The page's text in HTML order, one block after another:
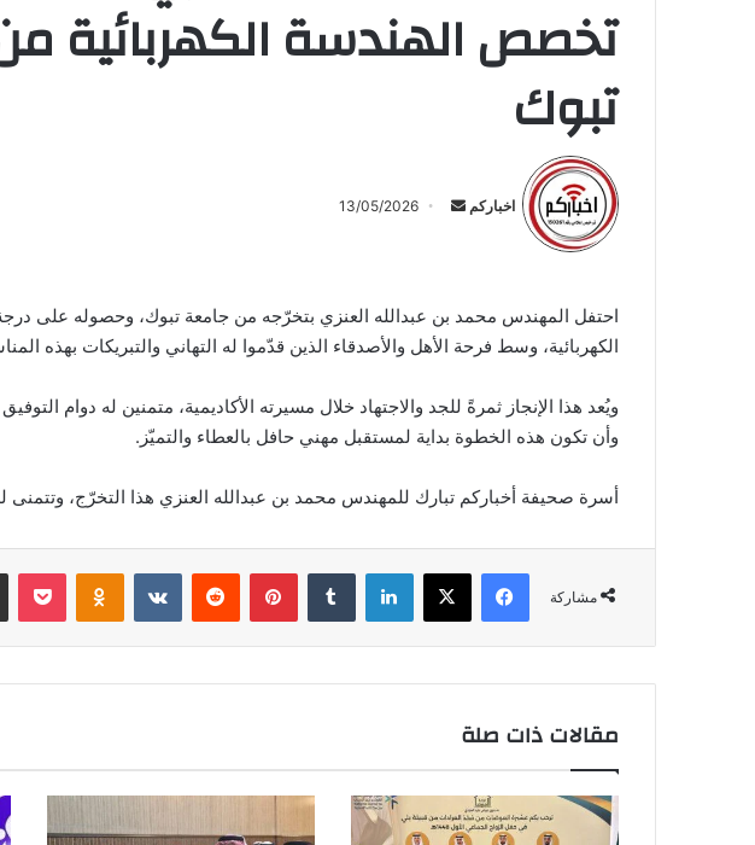
تخصص الهندسة الكهربائية
تبوك
اخباركم
بريدا
13/05/2026
احتفل المهندس محمد بن عبدالله العنزي بتخرّجه من جامعة تبوك، وحصوله على
الكهربائية، وسط فرحة الأهل والأصدقاء الذين قدّموا له التهاني والتبريكات بهذه
ويُعد هذا الإنجاز ثمرةً للجد والاجتهاد خلال مسيرته الأكاديمية، متمنين له دوام
وأن تكون هذه الخطوة بداية لمستقبل مهني حافل بالعطاء والتميّز.
أسرة صحيفة أخباركم تبارك للمهندس محمد بن عبدالله العنزي هذا التخرّج، وتتمنى
مشاركة
فيسبوك ‫X لينكدإن ‏Tumblr بينتيريست
‏Reddit
‏VKontakte
مقالات ذات صلة